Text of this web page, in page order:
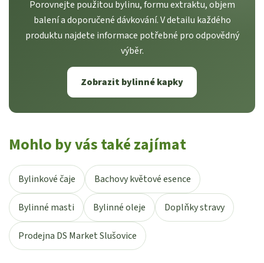
Porovnejte použitou bylinu, formu extraktu, objem
balení a doporučené dávkování. V detailu každého
produktu najdete informace potřebné pro odpovědný
výběr.
Zobrazit bylinné kapky
Mohlo by vás také zajímat
Bylinkové čaje Bachovy květové esence
Bylinné masti Bylinné oleje Doplňky stravy
Prodejna DS Market Slušovice